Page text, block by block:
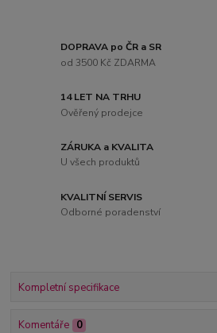
DOPRAVA po ČR a SR
od 3500 Kč ZDARMA
14 LET NA TRHU
Ověřený prodejce
ZÁRUKA a KVALITA
U všech produktů
KVALITNÍ SERVIS
Odborné poradenství
Kompletní specifikace
Komentáře 0